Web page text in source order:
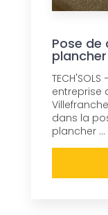
Pose de
entreprise
dans la
plancher ...